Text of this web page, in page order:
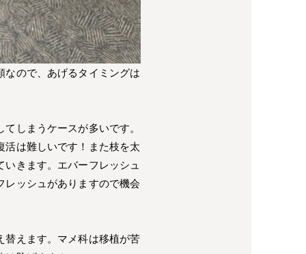
ので、あげるタイミングは
しまうケースが多いです。
活は難しいです！また枝を太
きます。エバーフレッシュ
レッシュがありますので機会
替えます。マメ科は移植が苦